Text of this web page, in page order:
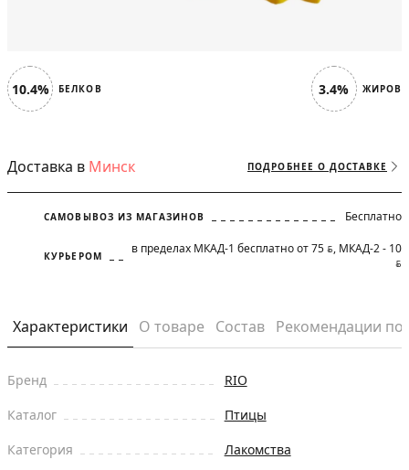
10.4% БЕЛКОВ 3.4% ЖИРОВ
Доставка в Минск ПОДРОБНЕЕ О ДОСТАВКЕ
САМОВЫВОЗ ИЗ МАГАЗИНОВ Бесплатно
КУРЬЕРОМ в пределах МКАД-1 бесплатно от 75 BYN, МКАД-2 - 10
BYN
Характеристики О товаре Состав Рекомендации
Бренд
RIO
Каталог
Птицы
Категория
Лакомства